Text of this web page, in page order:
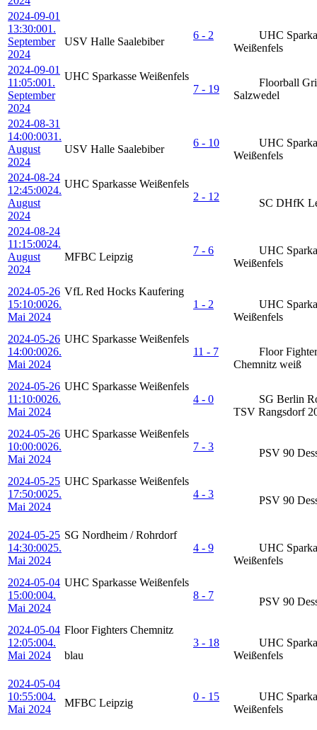
2024-09-01
13:30:001.
September
2024
USV Halle Saalebiber
6 - 2
UHC
Weißenfels
2024-09-01
11:05:001.
September
2024
UHC Sparkasse Weißenfels
7 - 19
Floorball
Salzwedel
2024-08-31
14:00:0031.
August
2024
USV Halle Saalebiber
6 - 10
UHC
Weißenfels
2024-08-24
12:45:0024.
August
2024
UHC Sparkasse Weißenfels
2 - 12
SC DHfK
2024-08-24
11:15:0024.
August
2024
MFBC Leipzig
7 - 6
UHC
Weißenfels
2024-05-26
15:10:0026.
Mai 2024
VfL Red Hocks Kaufering
1 - 2
UHC
Weißenfels
2024-05-26
14:00:0026.
Mai 2024
UHC Sparkasse Weißenfels
11 - 7
Floor
Chemnitz weiß
2024-05-26
11:10:0026.
Mai 2024
UHC Sparkasse Weißenfels
4 - 0
SG Berlin
TSV Rangsdorf
2024-05-26
10:00:0026.
Mai 2024
UHC Sparkasse Weißenfels
7 - 3
PSV 90
2024-05-25
17:50:0025.
Mai 2024
UHC Sparkasse Weißenfels
4 - 3
PSV 90
2024-05-25
14:30:0025.
Mai 2024
SG Nordheim / Rohrdorf
4 - 9
UHC
Weißenfels
2024-05-04
15:00:004.
Mai 2024
UHC Sparkasse Weißenfels
8 - 7
PSV 90
2024-05-04
12:05:004.
Mai 2024
Floor Fighters Chemnitz
blau
3 - 18
UHC
Weißenfels
2024-05-04
10:55:004.
Mai 2024
MFBC Leipzig
0 - 15
UHC
Weißenfels